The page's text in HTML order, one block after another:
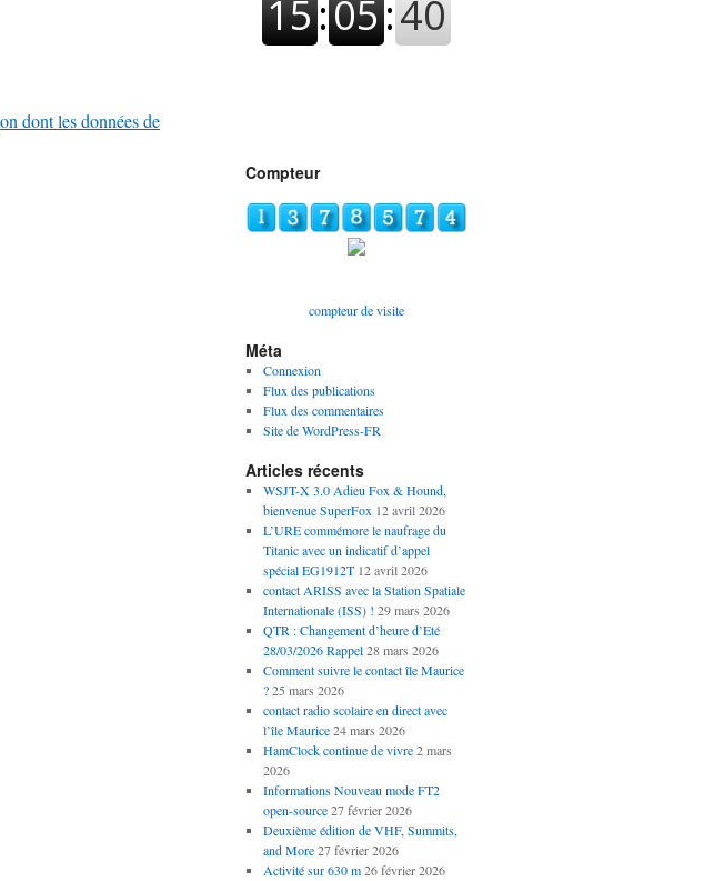
dont les données de
Compteur
compteur de visite
Méta
Connexion
Flux des publications
Flux des commentaires
Site de WordPress-FR
Articles récents
WSJT-X 3.0 Adieu Fox & Hound,
bienvenue SuperFox 12 avril 2026
L’URE commémore le naufrage du
Titanic avec un indicatif d’appel
spécial EG1912T 12 avril 2026
contact ARISS avec la Station Spatiale
Internationale (ISS) ! 29 mars 2026
QTR : Changement d’heure d’Eté
28/03/2026 Rappel 28 mars 2026
Comment suivre le contact île Maurice
? 25 mars 2026
contact radio scolaire en direct avec
l’île Maurice 24 mars 2026
HamClock continue de vivre 2 mars
2026
Informations Nouveau mode FT2
open-source 27 février 2026
Deuxième édition de VHF, Summits,
and More 27 février 2026
Activité sur 630 m 26 février 2026